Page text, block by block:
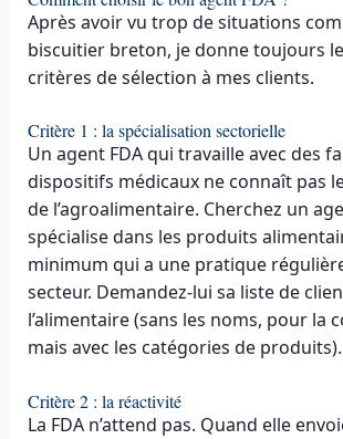
Après avoir vu trop de situations
biscuitier breton, je donne toujours
critères de sélection à mes clients.
Critère 1 : la spécialisation sectorielle
Un agent FDA qui travaille avec des
dispositifs médicaux ne connaît pas
de l’agroalimentaire. Cherchez un
spécialise dans les produits
minimum qui a une pratique
secteur. Demandez-lui sa liste de
l’alimentaire (sans les noms, pour la
mais avec les catégories de produits).
Critère 2 : la réactivité
La FDA n’attend pas. Quand elle